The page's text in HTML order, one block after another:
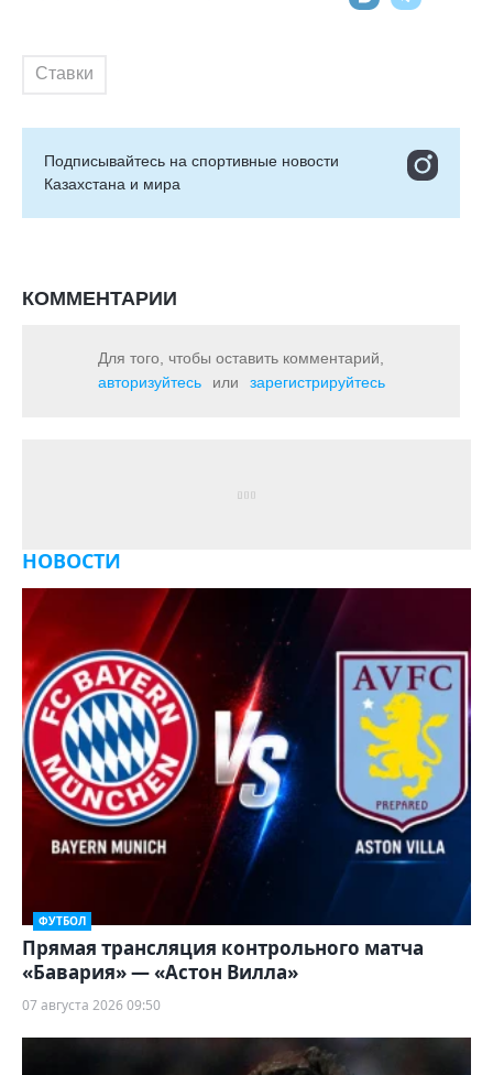
Ставки
Подписывайтесь на cпортивные новости
Казахстана и мира
КОММЕНТАРИИ
Для того, чтобы оставить комментарий,
авторизуйтесь
или зарегистрируйтесь
НОВОСТИ
ФУТБОЛ
Прямая трансляция контрольного матча
«Бавария» — «Астон Вилла»
07 августа 2026 09:50